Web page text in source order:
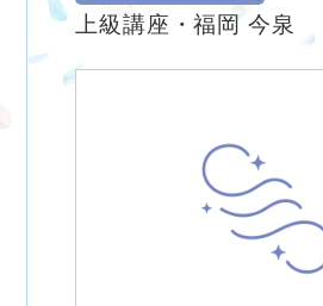
上級講座・福岡 今泉